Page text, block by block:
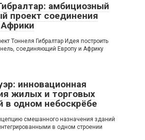
амбициозный
проект соединения
Тоннеля Гибралтар Идея построить
соединяющий Европу и Африку
инновационная
жилых и торговых
в одном небоскрёбе
смешанного назначения зданий
в одном строении